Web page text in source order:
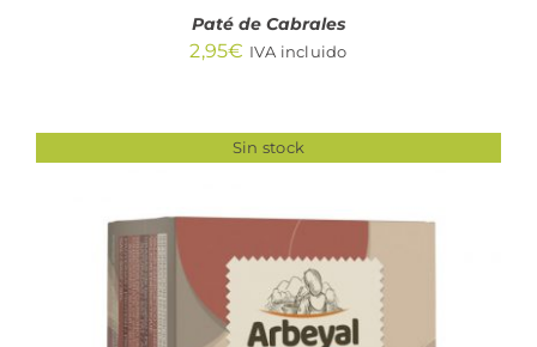
Paté de Cabrales
2,95€ IVA incluido
Sin stock